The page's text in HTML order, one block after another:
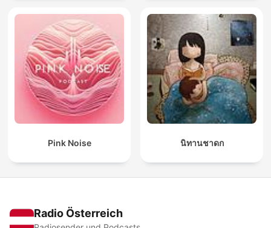
Pink Noise นิทานชาดก
Radio Österreich